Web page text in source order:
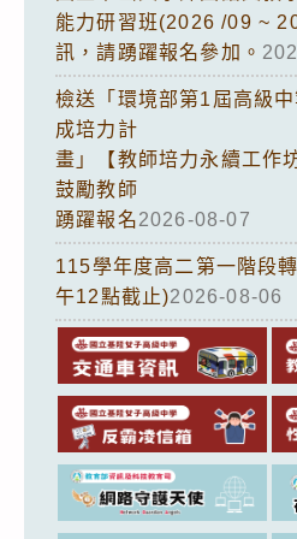
能力研習班(2026 /09 ~
訊，請踴躍報名參加。
檢送「環境部第1屆高級
成培力計
畫」【教師培力永續工作
鼓勵教師
踴躍報名2026-08-07
115學年度高二第一階段
午12點截止)2026-08-06